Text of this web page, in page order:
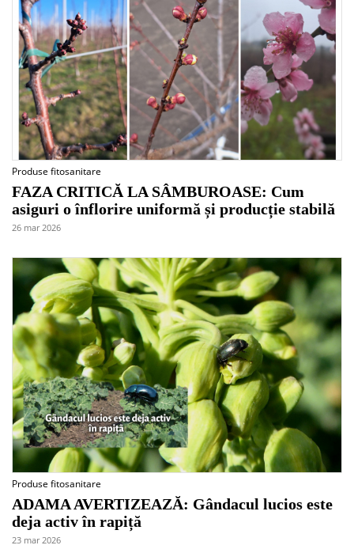
Produse fitosanitare
FAZA CRITICĂ LA SÂMBUROASE: Cum
asiguri o înflorire uniformă și producție stabilă
26 mar 2026
Produse fitosanitare
ADAMA AVERTIZEAZĂ: Gândacul lucios este
deja activ în rapiță
23 mar 2026